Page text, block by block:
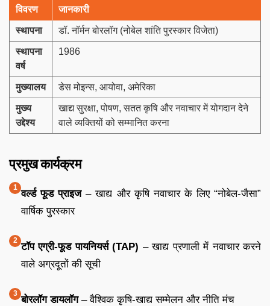
विवरण जानकारी
स्थापना डॉ. नॉर्मन बोरलॉग (नोबेल शांति पुरस्कार विजेता)
स्थापना
वर्ष
1986
मुख्यालय डेस मोइन्स, आयोवा, अमेरिका
मुख्य
उद्देश्य
खाद्य सुरक्षा, पोषण, सतत कृषि और नवाचार में योगदान देने
वाले व्यक्तियों को सम्मानित करना
प्रमुख कार्यक्रम
वर्ल्ड फूड प्राइज– खाद्य और कृषि नवाचार के लिए “नोबेल-जैसा”
वार्षिक पुरस्कार
टॉप एग्री-फूड पायनियर्स (TAP) – खाद्य प्रणाली में नवाचार करने
वाले अग्रदूतों की सूची
बोरलॉग डायलॉग– वैश्विक कृषि-खाद्य सम्मेलन और नीति मंच